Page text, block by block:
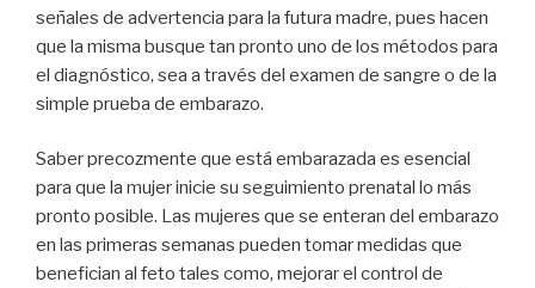
señales de advertencia para la futura madre, pues hacen
que la misma busque tan pronto uno de los métodos para
el diagnóstico, sea a través del examen de sangre o de la
simple prueba de embarazo.
Saber precozmente que está embarazada es esencial
para que la mujer inicie su seguimiento prenatal lo más
pronto posible. Las mujeres que se enteran del embarazo
en las primeras semanas pueden tomar medidas que
benefician al feto tales como, mejorar el control de